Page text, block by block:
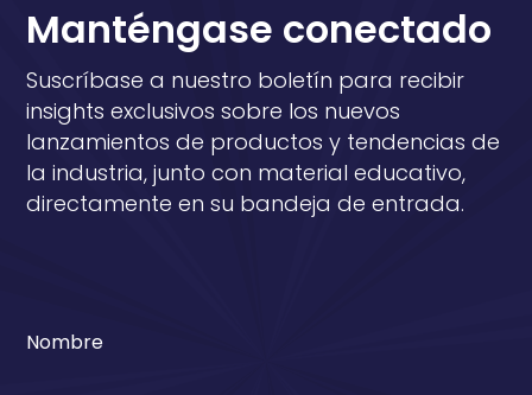
Manténgase conectado
Suscríbase a nuestro boletín para recibir
insights exclusivos sobre los nuevos
lanzamientos de productos y tendencias de
la industria, junto con material educativo,
directamente en su bandeja de entrada.
Nombre